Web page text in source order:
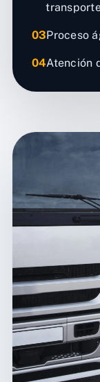
03Proceso
04Atención